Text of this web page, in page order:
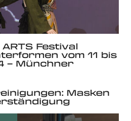
ARTS Festival
vom 11 bis
– Münchner
Masken